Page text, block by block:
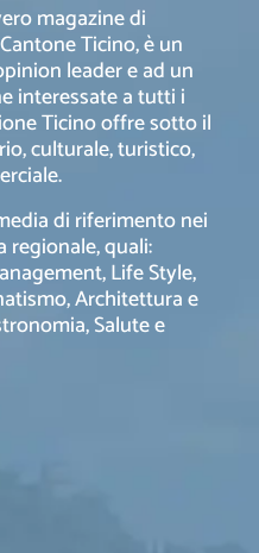
magazine di
Ticino, è un
leader e ad un
interessate a tutti i
Ticino offre sotto il
culturale, turistico,
di riferimento nei
regionale, quali:
Life Style,
Architettura e
Salute e